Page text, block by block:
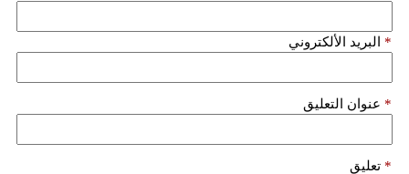
البريد الألكتروني *
عنوان التعليق *
تعليق *